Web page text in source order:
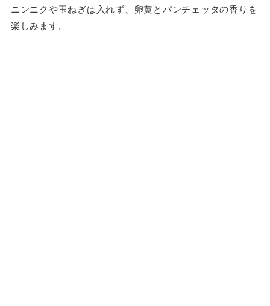
ニンニクや玉ねぎは入れず、卵黄とパンチェッタの香りを
楽しみます。